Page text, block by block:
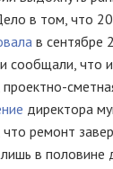
в том, что
в сентябре
сообщали, что
проектно-
директора
ремонт
лишь в половине